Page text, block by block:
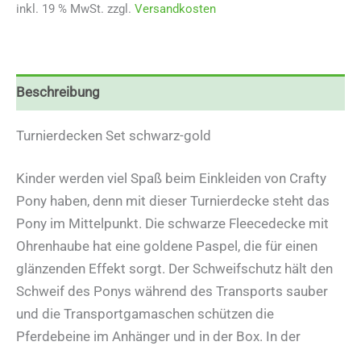
inkl. 19 % MwSt. zzgl. Versandkosten
Beschreibung
Turnierdecken Set schwarz-gold
Kinder werden viel Spaß beim Einkleiden von Crafty
Pony haben, denn mit dieser Turnierdecke steht das
Pony im Mittelpunkt. Die schwarze Fleecedecke mit
Ohrenhaube hat eine goldene Paspel, die für einen
glänzenden Effekt sorgt. Der Schweifschutz hält den
Schweif des Ponys während des Transports sauber
und die Transportgamaschen schützen die
Pferdebeine im Anhänger und in der Box. In der